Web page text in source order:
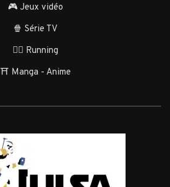
🎮 Jeux vidéo
🍿 Série TV
🏃‍♂️ Running
⛩️ Manga - Anime